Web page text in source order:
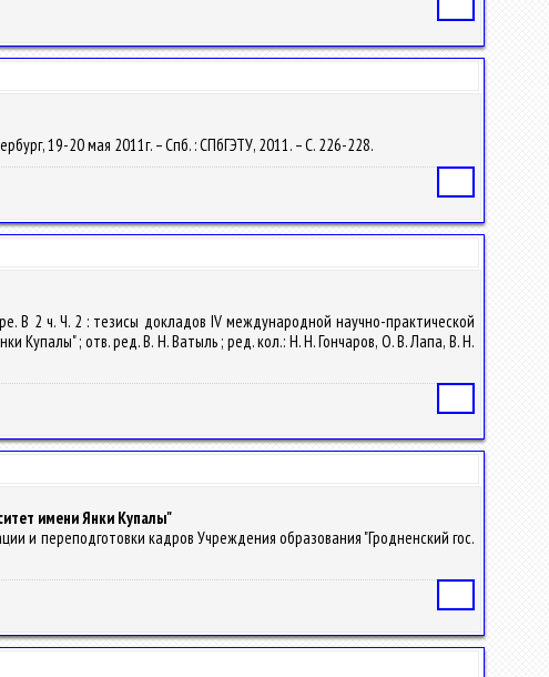
19-20 мая 2011г. – Спб. : СПбГЭТУ, 2011. – С. 226-228.
В 2 ч. Ч. 2 : тезисы докладов IV международной научно-практической
Купалы" ; отв. ред. В. Н. Ватыль ; ред. кол.: Н. Н. Гончаров, О. В. Лапа, В. Н.
имени Янки Купалы"
и переподготовки кадров Учреждения образования "Гродненский гос.